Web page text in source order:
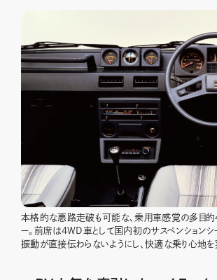
本格的な悪路走破も可能な、乗用車感覚の多目的
ー。前席は4WD車として国内初のサスペンションシ
振動が直接伝わらないようにし、快適な乗り心地